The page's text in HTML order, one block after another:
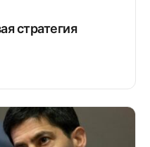
стратегия